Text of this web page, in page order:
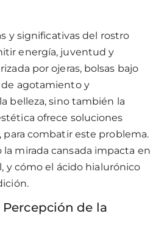
y significativas del rostro
energía, juventud y
por ojeras, bolsas bajo
de agotamiento y
belleza, sino también la
ofrece soluciones
combatir este problema.
mirada cansada impacta en
y cómo el ácido hialurónico
de la